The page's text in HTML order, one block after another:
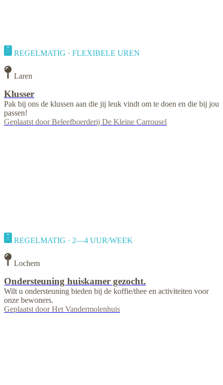
REGELMATIG · FLEXIBELE UREN
Laren
Klusser
Pak bij ons de klussen aan die jij leuk vindt om te doen en die bij jou
passen!
Geplaatst door Beleefboerderij De Kleine Carrousel
REGELMATIG · 2—4 UUR/WEEK
Lochem
Ondersteuning huiskamer gezocht.
Wilt u ondersteuning bieden bij de koffie/thee en activiteiten voor
onze bewoners.
Geplaatst door Het Vandermolenhuis